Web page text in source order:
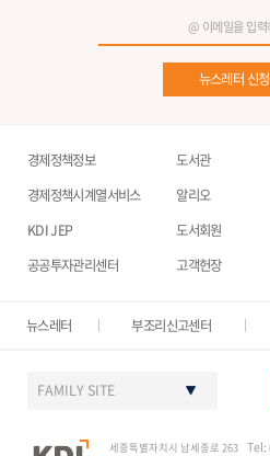
뉴스레터 신청
경제정책정보
경제정책시계열서비스
KDI JEP
공공투자관리센터
도서관
알리오
도서회원
고객헌장
뉴스레터 부조리신고센터
세종특별자치시 남세종로 263 Tel:
FAMILY SITE